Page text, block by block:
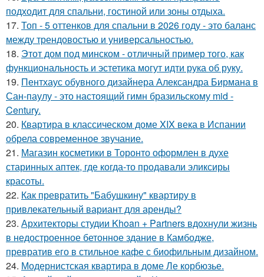
подходит для спальни, гостиной или зоны отдыха.
17. Топ - 5 оттенков для спальни в 2026 году - это баланс
между трендовостью и универсальностью.
18. Этот дом под минском - отличный пример того, как
функциональность и эстетика могут идти рука об руку.
19. Пентхаус обувного дизайнера Александра Бирмана в
Сан-паулу - это настоящий гимн бразильскому mid -
Century.
20. Квартира в классическом доме XIX века в Испании
обрела современное звучание.
21. Магазин косметики в Торонто оформлен в духе
старинных аптек, где когда-то продавали эликсиры
красоты.
22. Как превратить "Бабушкину" квартиру в
привлекательный вариант для аренды?
23. Архитекторы студии Khoan + Partners вдохнули жизнь
в недостроенное бетонное здание в Камбодже,
превратив его в стильное кафе с биофильным дизайном.
24. Модернистская квартира в доме Ле корбюзье.